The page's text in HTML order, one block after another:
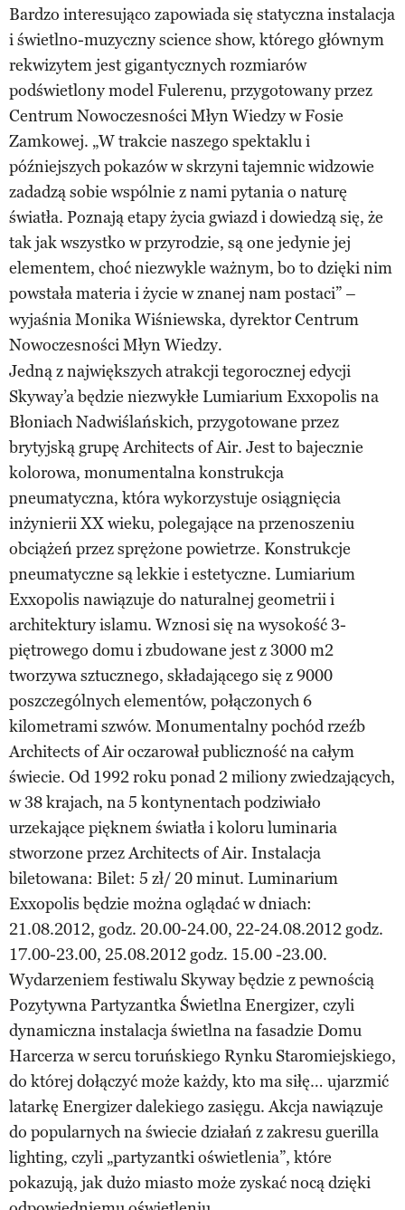
Bardzo interesująco zapowiada się statyczna instalacja
i świetlno-muzyczny science show, którego głównym
rekwizytem jest gigantycznych rozmiarów
podświetlony model Fulerenu, przygotowany przez
Centrum Nowoczesności Młyn Wiedzy w Fosie
Zamkowej. „W trakcie naszego spektaklu i
późniejszych pokazów w skrzyni tajemnic widzowie
zadadzą sobie wspólnie z nami pytania o naturę
światła. Poznają etapy życia gwiazd i dowiedzą się, że
tak jak wszystko w przyrodzie, są one jedynie jej
elementem, choć niezwykle ważnym, bo to dzięki nim
powstała materia i życie w znanej nam postaci” –
wyjaśnia Monika Wiśniewska, dyrektor Centrum
Nowoczesności Młyn Wiedzy.
Jedną z największych atrakcji tegorocznej edycji
Skyway’a będzie niezwykłe Lumiarium Exxopolis na
Błoniach Nadwiślańskich, przygotowane przez
brytyjską grupę Architects of Air. Jest to bajecznie
kolorowa, monumentalna konstrukcja
pneumatyczna, która wykorzystuje osiągnięcia
inżynierii XX wieku, polegające na przenoszeniu
obciążeń przez sprężone powietrze. Konstrukcje
pneumatyczne są lekkie i estetyczne. Lumiarium
Exxopolis nawiązuje do naturalnej geometrii i
architektury islamu. Wznosi się na wysokość 3-
piętrowego domu i zbudowane jest z 3000 m2
tworzywa sztucznego, składającego się z 9000
poszczególnych elementów, połączonych 6
kilometrami szwów. Monumentalny pochód rzeźb
Architects of Air oczarował publiczność na całym
świecie. Od 1992 roku ponad 2 miliony zwiedzających,
w 38 krajach, na 5 kontynentach podziwiało
urzekające pięknem światła i koloru luminaria
stworzone przez Architects of Air. Instalacja
biletowana: Bilet: 5 zł/ 20 minut. Luminarium
Exxopolis będzie można oglądać w dniach:
21.08.2012, godz. 20.00-24.00, 22-24.08.2012 godz.
17.00-23.00, 25.08.2012 godz. 15.00 -23.00.
Wydarzeniem festiwalu Skyway będzie z pewnością
Pozytywna Partyzantka Świetlna Energizer, czyli
dynamiczna instalacja świetlna na fasadzie Domu
Harcerza w sercu toruńskiego Rynku Staromiejskiego,
do której dołączyć może każdy, kto ma siłę… ujarzmić
latarkę Energizer dalekiego zasięgu. Akcja nawiązuje
do popularnych na świecie działań z zakresu guerilla
lighting, czyli „partyzantki oświetlenia”, które
pokazują, jak dużo miasto może zyskać nocą dzięki